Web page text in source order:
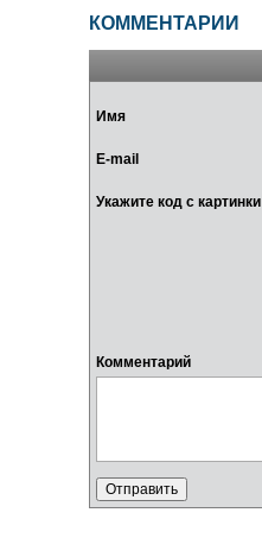
КОММЕНТАРИИ
Имя
E-mail
Укажите код с картинки
Комментарий